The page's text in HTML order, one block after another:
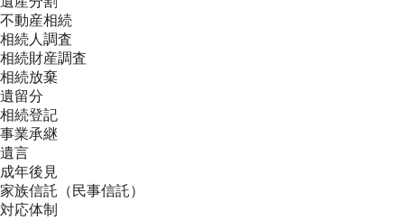
不動産相続
相続人調査
相続財産調査
相続放棄
遺留分
相続登記
事業承継
遺言
成年後見
家族信託（民事信託）
対応体制